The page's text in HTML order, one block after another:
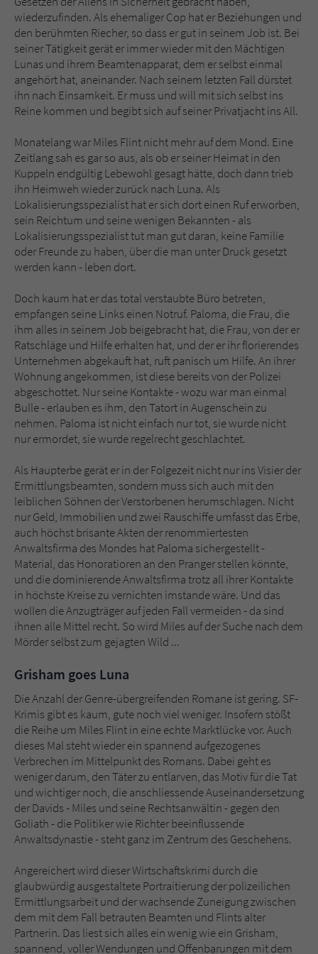
wiederzufinden. Als ehemaliger Cop hat er Beziehungen und
den berühmten Riecher, so dass er gut in seinem Job ist. Bei
seiner Tätigkeit gerät er immer wieder mit den Mächtigen
Lunas und ihrem Beamtenapparat, dem er selbst einmal
angehört hat, aneinander. Nach seinem letzten Fall dürstet
ihn nach Einsamkeit. Er muss und will mit sich selbst ins
Reine kommen und begibt sich auf seiner Privatjacht ins All.
Monatelang war Miles Flint nicht mehr auf dem Mond. Eine
Zeitlang sah es gar so aus, als ob er seiner Heimat in den
Kuppeln endgültig Lebewohl gesagt hätte, doch dann trieb
ihn Heimweh wieder zurück nach Luna. Als
Lokalisierungsspezialist hat er sich dort einen Ruf erworben,
sein Reichtum und seine wenigen Bekannten - als
Lokalisierungsspezialist tut man gut daran, keine Familie
oder Freunde zu haben, über die man unter Druck gesetzt
werden kann - leben dort.
Doch kaum hat er das total verstaubte Büro betreten,
empfangen seine Links einen Notruf. Paloma, die Frau, die
ihm alles in seinem Job beigebracht hat, die Frau, von der er
Ratschläge und Hilfe erhalten hat, und der er ihr florierendes
Unternehmen abgekauft hat, ruft panisch um Hilfe. An ihrer
Wohnung angekommen, ist diese bereits von der Polizei
abgeschottet. Nur seine Kontakte - wozu war man einmal
Bulle - erlauben es ihm, den Tatort in Augenschein zu
nehmen. Paloma ist nicht einfach nur tot, sie wurde nicht
nur ermordet, sie wurde regelrecht geschlachtet.
Als Haupterbe gerät er in der Folgezeit nicht nur ins Visier der
Ermittlungsbeamten, sondern muss sich auch mit den
leiblichen Söhnen der Verstorbenen herumschlagen. Nicht
nur Geld, Immobilien und zwei Rauschiffe umfasst das Erbe,
auch höchst brisante Akten der renommiertesten
Anwaltsfirma des Mondes hat Paloma sichergestellt -
Material, das Honoratioren an den Pranger stellen könnte,
und die dominierende Anwaltsfirma trotz all ihrer Kontakte
in höchste Kreise zu vernichten imstande wäre. Und das
wollen die Anzugträger auf jeden Fall vermeiden - da sind
ihnen alle Mittel recht. So wird Miles auf der Suche nach dem
Mörder selbst zum gejagten Wild ...
Grisham goes Luna
Die Anzahl der Genre-übergreifenden Romane ist gering. SF-
Krimis gibt es kaum, gute noch viel weniger. Insofern stößt
die Reihe um Miles Flint in eine echte Marktlücke vor. Auch
dieses Mal steht wieder ein spannend aufgezogenes
Verbrechen im Mittelpunkt des Romans. Dabei geht es
weniger darum, den Täter zu entlarven, das Motiv für die Tat
und wichtiger noch, die anschliessende Auseinandersetzung
der Davids - Miles und seine Rechtsanwältin - gegen den
Goliath - die Politiker wie Richter beeinflussende
Anwaltsdynastie - steht ganz im Zentrum des Geschehens.
Angereichert wird dieser Wirtschaftskrimi durch die
glaubwürdig ausgestaltete Portraitierung der polizeilichen
Ermittlungsarbeit und der wachsende Zuneigung zwischen
dem mit dem Fall betrauten Beamten und Flints alter
Partnerin. Das liest sich alles ein wenig wie ein Grisham,
spannend, voller Wendungen und Offenbarungen mit dem
Sicherheitscode des Kontaktformulars zu
überprüfen.